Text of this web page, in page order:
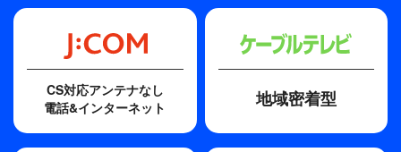
最大の見どころは、2023年4月にリリースし累計
600万枚以上というK-POP史上初のアルバム最多販
売記録を打ち立てた10thミニアルバム『FML』のタ
イトル曲「F*ck My Life」の初披露である。苦難の
状況から抜け出すために闘う“希望”が盛り込まれた
レトロなヒップホップ・ビートに、CARATの心温ま
CS対応アンテナなし
電話&インターネット
地域密着型